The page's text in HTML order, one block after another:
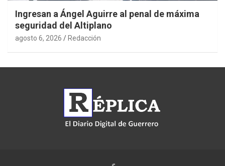
Ingresan a Ángel Aguirre al penal de máxima
seguridad del Altiplano
agosto 6, 2026 Redacción